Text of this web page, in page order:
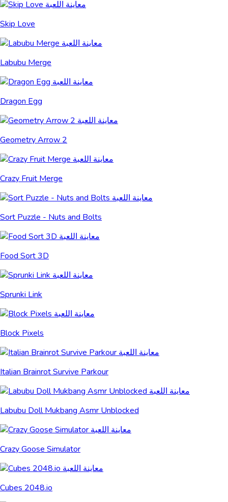
Skip Love
Labubu Merge
Dragon Egg
Geometry Arrow 2
Crazy Fruit Merge
Sort Puzzle - Nuts and Bolts
Food Sort 3D
Sprunki Link
Block Pixels
Italian Brainrot Survive Parkour
Labubu Doll Mukbang Asmr Unblocked
Crazy Goose Simulator
Cubes 2048.io